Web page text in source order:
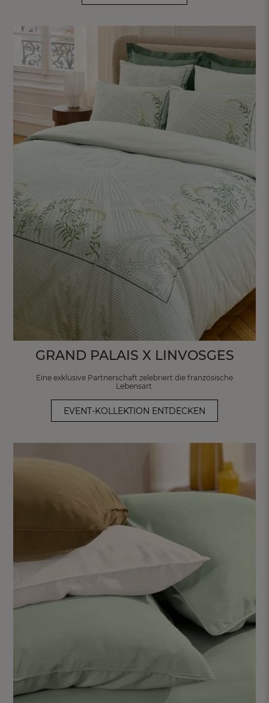
GRAND PALAIS X LINVOSGES
Eine exklusive Partnerschaft zelebriert die französische
Lebensart.
EVENT-KOLLEKTION ENTDECKEN